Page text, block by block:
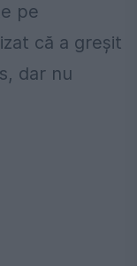
pe
că a greșit
dar nu